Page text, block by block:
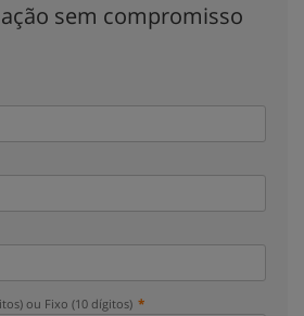
sem compromisso
ou Fixo (10 dígitos)